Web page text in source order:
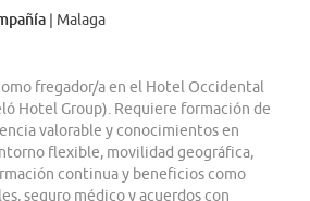
| Malaga
fregador/a en el Hotel Occidental
Hotel Group). Requiere formación de
valorable y conocimientos en
flexible, movilidad geográfica,
continua y beneficios como
seguro médico y acuerdos con